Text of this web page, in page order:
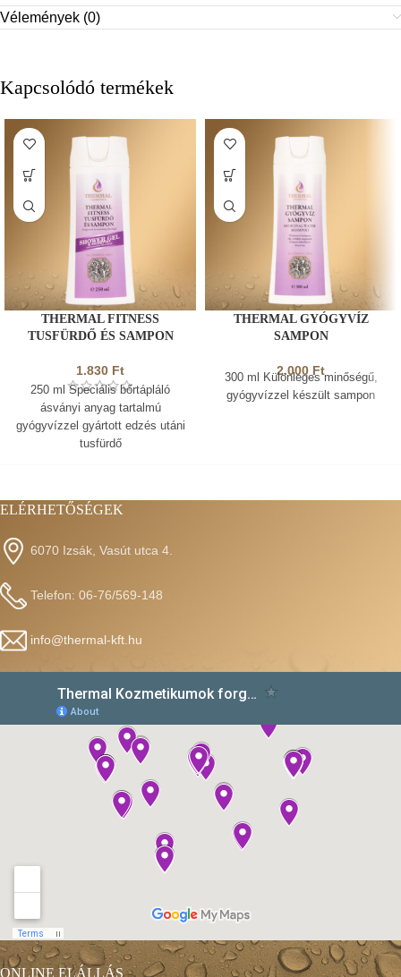
Vélemények (0)
Kapcsolódó termékek
THERMAL FITNESS
TUSFÜRDŐ ÉS SAMPON
1.830 Ft
250 ml Speciális bőrtápláló
ásványi anyag tartalmú
gyógyvízzel gyártott edzés utáni
tusfürdő
THERMAL GYÓGYVÍZ
SAMPON
2.000 Ft
300 ml Különleges minőségű,
gyógyvízzel készült sampon
ELÉRHETŐSÉGEK
6070 Izsák, Vasút utca 4.
Telefon: 06-76/569-148
info@thermal-kft.hu
ONLINE ELÁLLÁS